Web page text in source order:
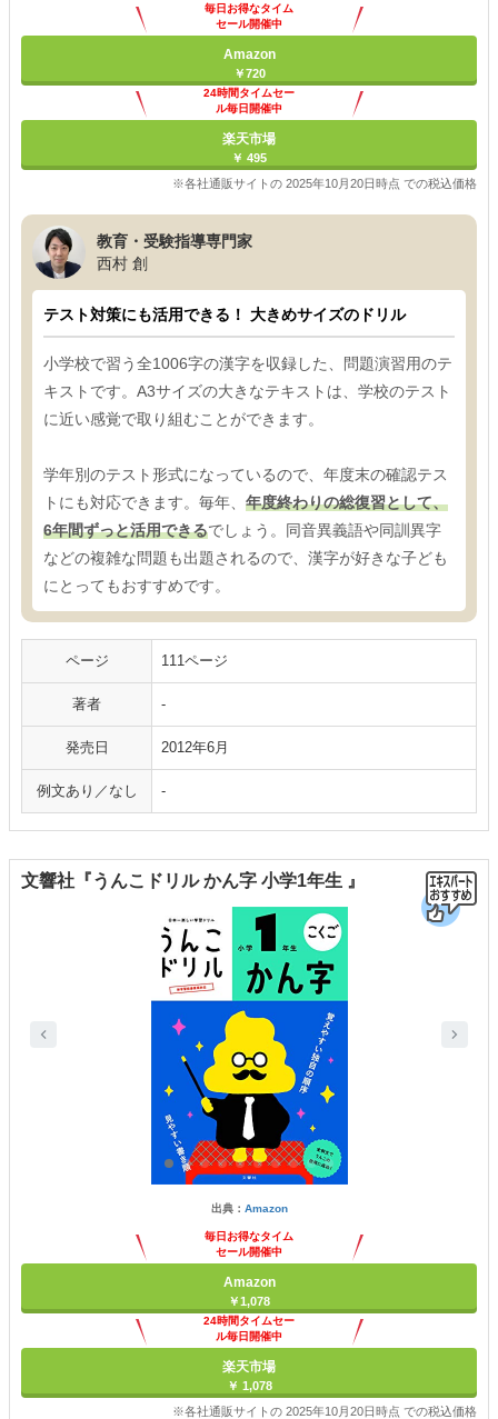
毎日お得なタイム
セール開催中
Amazon
￥720
24時間タイムセー
ル毎日開催中
楽天市場
￥ 495
※各社通販サイトの 2025年10月20日時点 での税込価格
教育・受験指導専門家
西村 創
テスト対策にも活用できる！ 大きめサイズのドリル
小学校で習う全1006字の漢字を収録した、問題演習用のテ
キストです。A3サイズの大きなテキストは、学校のテスト
に近い感覚で取り組むことができます。
学年別のテスト形式になっているので、年度末の確認テス
トにも対応できます。毎年、 年度終わりの総復習として、
6年間ずっと活用できるでしょう。同音異義語や同訓異字
などの複雑な問題も出題されるので、漢字が好きな子ども
にとってもおすすめです。
ページ 111ページ
著者 -
発売日 2012年6月
例文あり／なし -
文響社『うんこドリル かん字 小学1年生 』
出典： Amazon
毎日お得なタイム
セール開催中
Amazon
￥1,078
24時間タイムセー
ル毎日開催中
楽天市場
￥ 1,078
※各社通販サイトの 2025年10月20日時点 での税込価格